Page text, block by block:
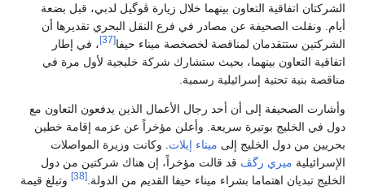
الشركتان اتفاقية التعاون بينهما خلال زيارة ڤوگيل لدبي، قبل بضعة
أيام. ونقلت الصحيفة عن مصادر في فرع النقل البحري تقديرها أن
الشركتين ستتقدمان لمناقصة لخصخصة ميناء حيفا[37]
، في إطار
اتفاقية التعاون بينهما، بحيث ستشارك شركة خليجية لأول مرة في
مناقصة بنية تحتية إسرائيلية رسمية.
وأشارت الصحيفة إلى أن أحد رجال الأعمال الذين يدفعون التعاون مع
دول في الخليج بوتيرة سريعة. وأعلن مؤخراً عن عزمه إقامة خطين
بحريين من دول الخليج إلى ميناء إيلات . وكانت وزيرة المواصلات
الإسرائيلية ميري رگڤ قد قالت مؤخراً، إن هناك شركتين من دول
الخليج تبديان اهتماما بشراء ميناء حيفا القديم من الدولة. [38]
وتبلغ قيمة